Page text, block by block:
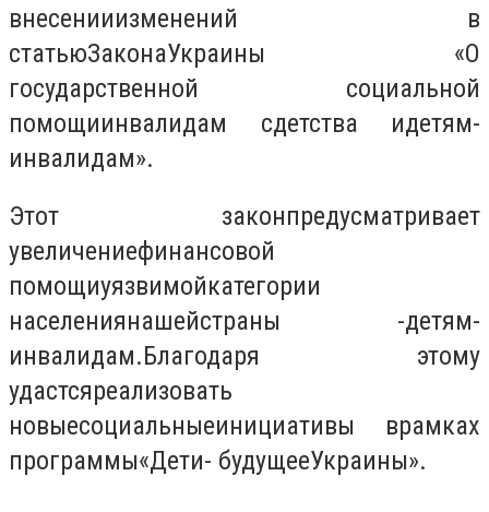
внесенииизменений в
статьюЗаконаУкраины «О
государственной социальной
помощиинвалидам сдетства идетям-
инвалидам».
Этот законпредусматривает
увеличениефинансовой
помощиуязвимойкатегории
населениянашейстраны -детям-
инвалидам.Благодаря этому
удастсяреализовать
новыесоциальныеинициативы врамках
программы«Дети- будущееУкраины».